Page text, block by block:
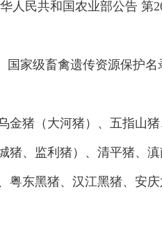
人民共和国农业部公告 第
国家级畜禽遗传资源保护名
猪（大河猪）、五指山
、监利猪）、清平猪、
东黑猪、汉江黑猪、安